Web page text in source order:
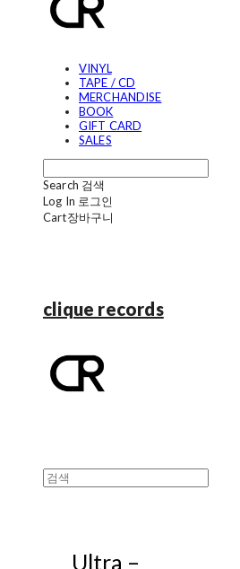
VINYL
TAPE / CD
MERCHANDISE
BOOK
GIFT CARD
SALES
Search 검색
Log In 로그인
Cart장바구니
clique records
Ultra ‎–